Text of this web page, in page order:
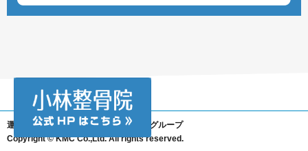
運営会社 株式会社KMC 小林整骨院グループ
Copyright © KMC Co.,Ltd. All rights reserved.